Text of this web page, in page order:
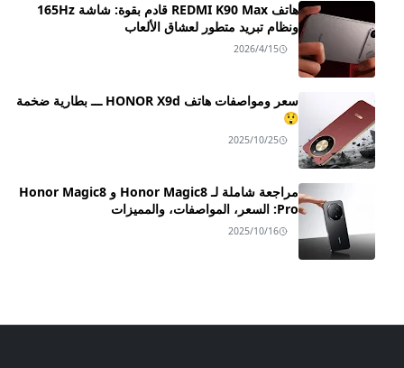
هاتف REDMI K90 Max قادم بقوة: شاشة 165Hz
ونظام تبريد متطور لعشاق الألعاب
2026/4/15
سعر ومواصفات هاتف HONOR X9d ـــ بطارية ضخمة
😲
2025/10/25
مراجعة شاملة لـ Honor Magic8 و Honor Magic8
Pro: السعر، المواصفات، والمميزات
2025/10/16